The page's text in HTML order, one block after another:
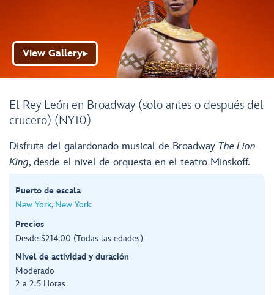
El Rey León en Broadway (solo antes o después del
crucero) (NY10)
View Gallery▶
Disfruta del galardonado musical de Broadway The Lion
King, desde el nivel de orquesta en el teatro Minskoff.
Puerto de escala
New York, New York
Precios
Desde $214,00 (Todas las edades)
Nivel de actividad y duración
Moderado
2 a 2.5 Horas